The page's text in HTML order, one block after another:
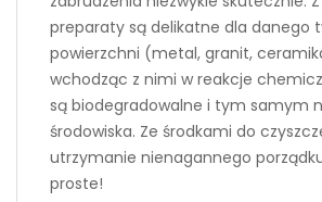
preparaty są delikatne dla danego
powierzchni (metal, granit,
wchodząc z nimi w reakcje
są biodegradowalne i tym samym
środowiska. Ze środkami do
utrzymanie nienagannego
proste!